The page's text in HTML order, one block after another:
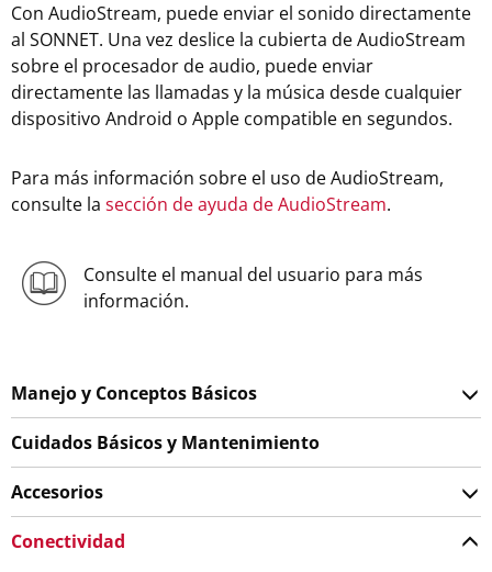
Con AudioStream, puede enviar el sonido directamente
al SONNET. Una vez deslice la cubierta de AudioStream
sobre el procesador de audio, puede enviar
directamente las llamadas y la música desde cualquier
dispositivo Android o Apple compatible en segundos.
Para más información sobre el uso de AudioStream,
consulte la sección de ayuda de AudioStream.
Consulte el manual del usuario para más
información.
Manejo y Conceptos Básicos
Cuidados Básicos y Mantenimiento
Accesorios
Conectividad